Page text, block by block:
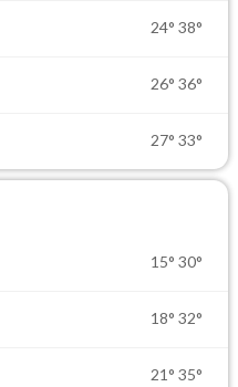
24° 38°
26° 36°
27° 33°
15° 30°
18° 32°
21° 35°